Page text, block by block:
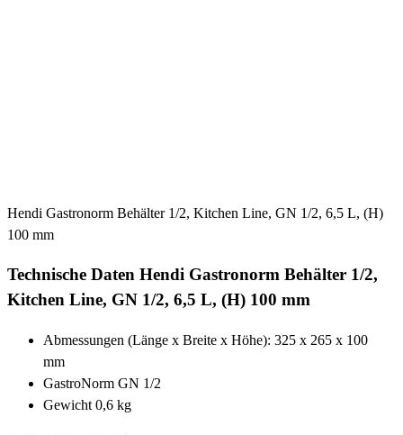
Hendi Gastronorm Behälter 1/2, Kitchen Line, GN 1/2, 6,5 L, (H)
100 mm
Technische Daten Hendi Gastronorm Behälter 1/2,
Kitchen Line, GN 1/2, 6,5 L, (H) 100 mm
Abmessungen (Länge x Breite x Höhe): 325 x 265 x 100
mm
GastroNorm GN 1/2
Gewicht 0,6 kg